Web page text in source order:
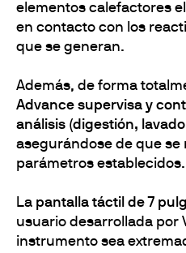
elementos calefactores
en contacto con los
que se generan.
Además, de forma
Advance supervisa y
análisis (digestión,
asegurándose de que se
parámetros establecidos.
La pantalla táctil de 7
usuario desarrollada por
instrumento sea